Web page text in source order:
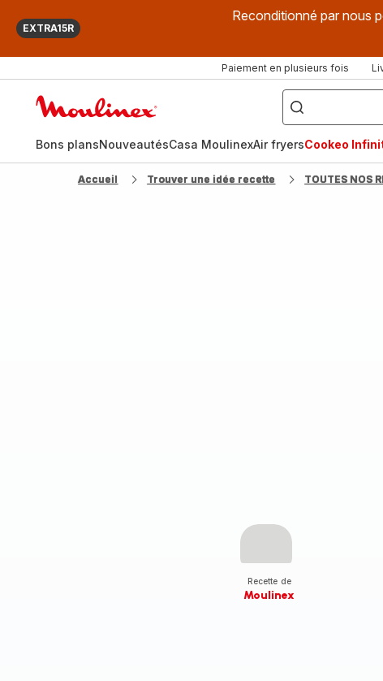
EXTRA15R
Reconditionné par nous
Paiement en plusieurs fois
["Que
recherchez-
vous
?",
fryer",
"Companion"]
Bons plansNouveautésCasa MoulinexAir fryersCookeo
Accueil Trouver une idée recette TOUTES NOS
Recette de
Moulinex